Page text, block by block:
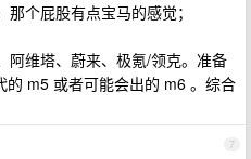
个屁股有点宝马的感觉；
阿维塔、蔚来、极氪/领克。准备
m5 或者可能会出的 m6 。综合
7